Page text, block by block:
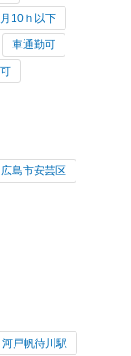
10ｈ以下
車通勤可
広島市安芸区
河戸帆待川駅